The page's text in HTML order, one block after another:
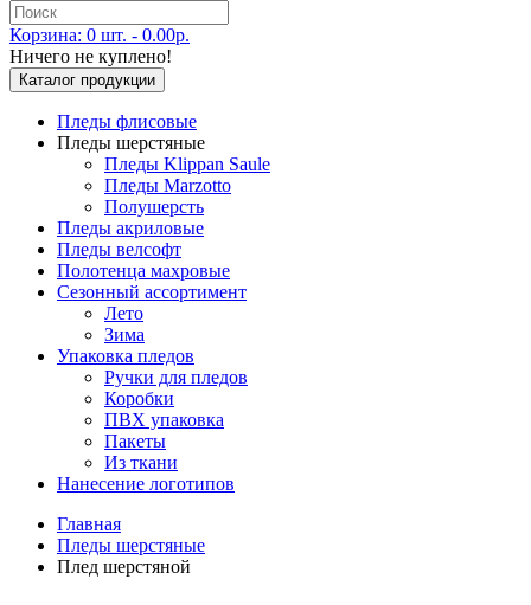
Корзина: 0 шт. - 0.00р.
Ничего не куплено!
Каталог продукции
Пледы флисовые
Пледы шерстяные
Пледы Klippan Saule
Пледы Marzotto
Полушерсть
Пледы акриловые
Пледы велсофт
Полотенца махровые
Сезонный ассортимент
Лето
Зима
Упаковка пледов
Ручки для пледов
Коробки
ПВХ упаковка
Пакеты
Из ткани
Нанесение логотипов
Главная
Пледы шерстяные
Плед шерстяной